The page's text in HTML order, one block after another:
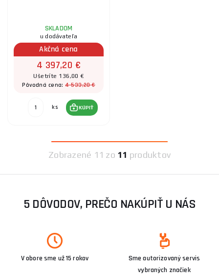
SKLADOM
u dodávateľa
Akčná cena
4 397,20 €
Ušetríte 136,00 €
Pôvodná cena:4 533,20 €
ks KÚPIŤ
Zobrazené 11 zo 11 produktov
5 DÔVODOV, PREČO NAKÚPIŤ U NÁS
V obore sme už 15 rokov
Sme autorizovaný servis
vybraných značiek